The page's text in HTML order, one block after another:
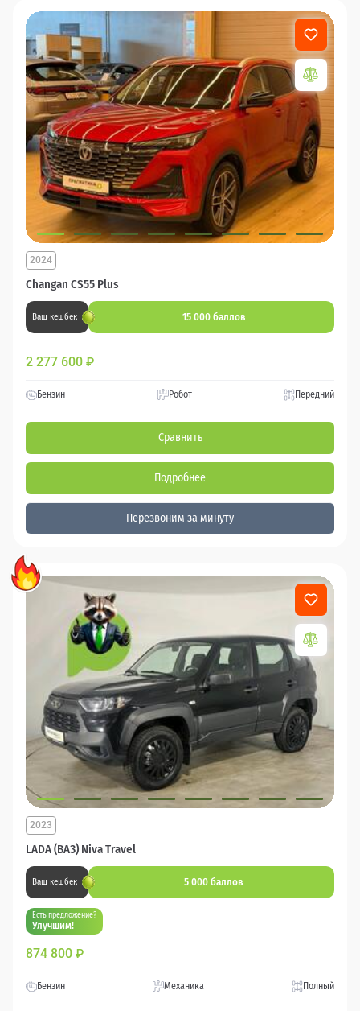
Changan CS55 Plus
2024
Ваш кешбек 15 000 баллов
2 277 600 ₽
Бензин Робот Передний
Сравнить
Подробнее
Перезвоним за минуту
LADA (ВАЗ) Niva Travel
2023
Ваш кешбек 5 000 баллов
Есть предложение?
Улучшим!
874 800 ₽
Бензин Механика Полный